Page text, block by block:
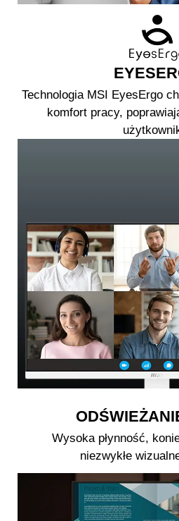
Technologia MSI EyesErgo
komfort pracy,
Wysoka płynność,
niezwykłe